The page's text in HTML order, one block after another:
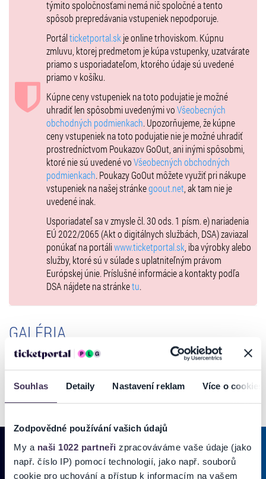
Souhlas Detaily Nastavení reklam Více o cookies
Zodpovědné používání vašich údajů
My a naši 1022 partneři zpracováváme vaše údaje (jako
např. číslo IP) pomocí technologií, jako např. souborů
cookie pro uchování a přístup k informacím na vašem
Do 31.12.2024 - 9 €
Od 1.1.2025 do 31.5.2025 - 10 €
Od 1.6. do 17.7.2025 - 13 €
Po ukončení predaja na ticketportal.sk sa budu vstupenky dať
zakúpiť na mieste konania-Na mieste 15 €
Zľavy:
Deti do výšky 150cm - 8 €(predaj len na mieste)
Zľavy: Deti do 1,99 roka - zdarma
ZTP – sobota 10 €
PROGRAM 2025
PIATOK (18.7.2025)
19:00 – 20:00 –SIMA/hudba/
20:00 – 03:00 – Oldies party – hudba rokov 1960 – 2000
SOBOTA (19.7.2025)
8:00 – Začiatok remeselného jarmoku ľudovej tvorby, veľký
interaktívny stredovekýtábor, detské atrakcie
12:00 – 18:00 – Mučiareň kata Hanuš Rázela, trhovisko a kuchyňa,
dobový tábor, dobová strelnica a kolotoč /v parku/
13:00 – 13:30 – Princ Bajaja na love, veľký lovecký turnaj /rytieri/
13:50 – 14:40 –
INSTINCT
14:30 – 15:00 – Kaukliarske vystúpenie /v parku/
15:00 – 15:30 – Bábkové divadlo/v parku/
15:00 – 15:50 –ŠMOX/hudba/
týmito spoločnosťami nemá nič spoločné a tento
spôsob prepredávania vstupeniek nepodporuje.
Portálticketportal.sk je online trhoviskom. Kúpnu
zmluvu, ktorej predmetom je kúpa vstupenky, uzatvárate
priamo s usporiadateľom, ktorého údaje sú uvedené
priamo v košíku.
Kúpne ceny vstupeniek na toto podujatie je možné
uhradiť len spôsobmi uvedenými voVšeobecných
obchodných podmienkach. Upozorňujeme, že kúpne
ceny vstupeniek na toto podujatie nie je možné uhradiť
prostredníctvom Poukazov GoOut, ani inými spôsobmi,
ktoré nie sú uvedené voVšeobecných obchodných
podmienkach. Poukazy GoOut môžete využiť pri nákupe
vstupeniek na našej stránkegoout.net , ak tam nie je
uvedené inak.
Usporiadateľ sa v zmysle čl. 30 ods. 1 písm. e) nariadenia
EÚ 2022/2065 (Akt o digitálnych službách, DSA) zaviazal
ponúkať na portáliwww.ticketportal.sk , iba výrobky alebo
služby, ktoré sú v súlade s uplatniteľným právom
Európskej únie. Príslušné informácie a kontakty podľa
DSA nájdete na stránketu.
GALÉRIA